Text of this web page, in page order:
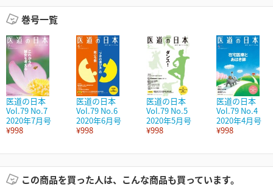
巻号一覧
医道の日本
Vol.79 No.7
2020年7月号
¥998
医道の日本
Vol.79 No.6
2020年6月号
¥998
医道の日本
Vol.79 No.5
2020年5月号
¥998
医道の日本
Vol.79 No.4
2020年4月号
¥998
この商品を買った人は、こんな商品も買っています。